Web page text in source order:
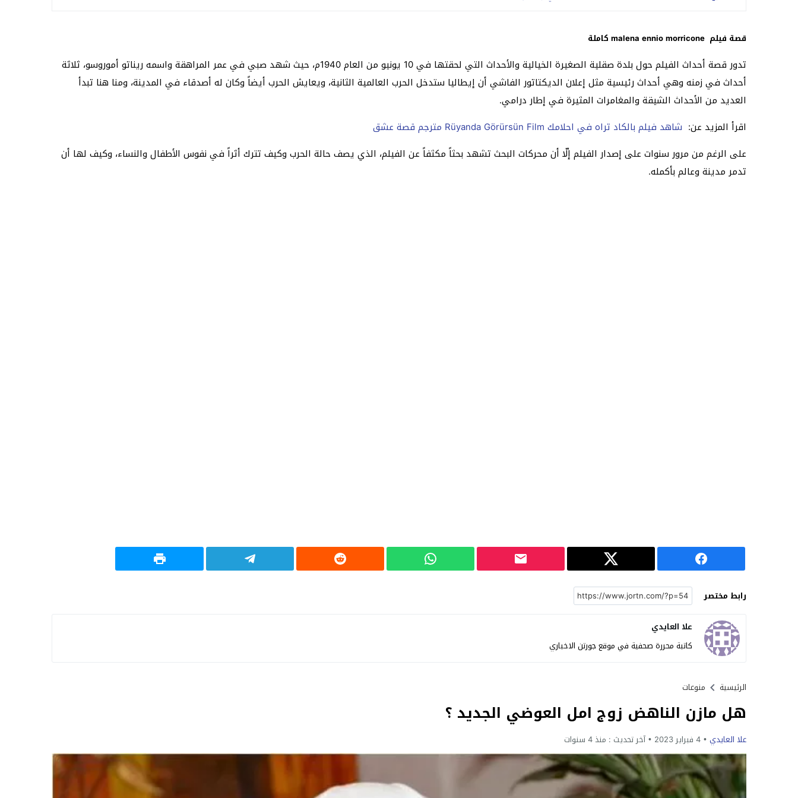
قصة فيلم malena ennio morricone كاملة
تدور قصة أحداث الفيلم حول بلدة صقلية الصغيرة الخيالية والأحداث التي لحقتها في 10 يونيو من العام 1940م، حيث شهد صبي في عمر المراهقة واسمه
ريناتو أموروسو، ثلاثة
أحداث في زمنه وهي أحداث رئيسية مثل إعلان الديكتاتور الفاشي أن إيطاليا ستدخل الحرب العالمية الثانية، ويعايش الحرب أيضاً وكان له أصدقاء في المدينة، ومنا هنا تبدأ
العديد من الأحداث الشيقة والمغامرات المثيرة في إطار درامي.
اقرأ المزيد عن: شاهد فيلم بالكاد تراه في احلامك Rüyanda Görürsün Film مترجم قصة عشق
على الرغم من مرور سنوات على إصدار الفيلم إلّا أن محركات البحث تشهد بحثاً مكثفاً عن الفيلم، الذي يصف حالة الحرب وكيف تترك أثراً في نفوس الأطفال والنساء، وكيف لها أن
تدمر مدينة وعالم بأكمله.
رابط مختصر
علا العايدي
كاتبة محررة صحفية في موقع جورتن الاخباري
الرئيسية منوعات
هل مازن الناهض زوج امل العوضي الجديد ؟
علا العايدي 4 فبراير 2023 آخر تحديث : منذ 4 سنوات